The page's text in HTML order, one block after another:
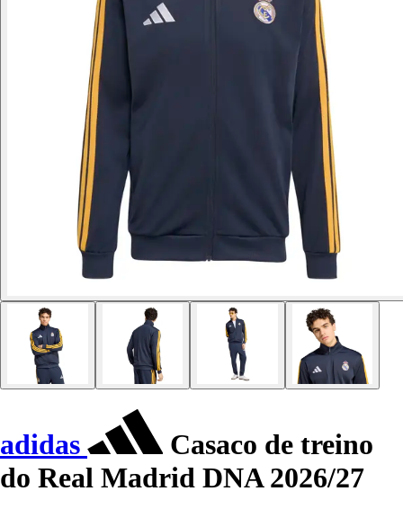
adidas
Casaco de treino
do Real Madrid DNA 2026/27